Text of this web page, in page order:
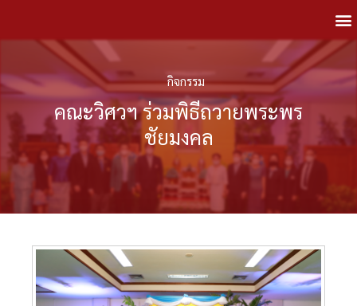
กิจกรรม
คณะวิศวฯ ร่วมพิธีถวายพระพร
ชัยมงคล